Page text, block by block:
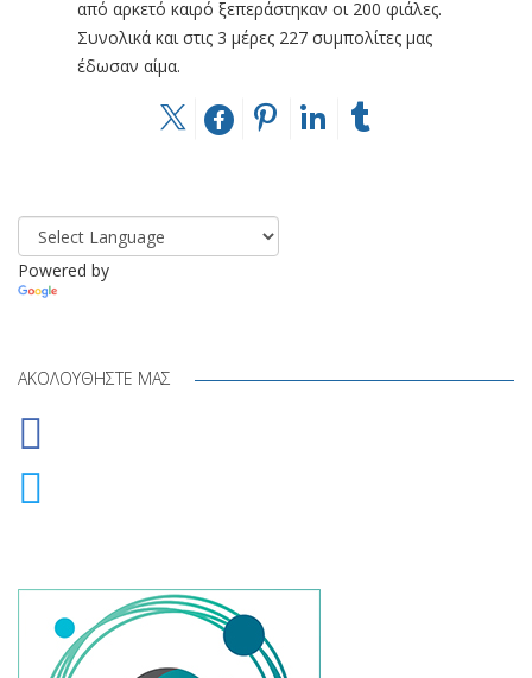
από αρκετό καιρό ξεπεράστηκαν οι 200 φιάλες.
Συνολικά και στις 3 μέρες 227 συμπολίτες μας
έδωσαν αίμα.
Powered by
ΑΚΟΛΟΥΘΉΣΤΕ ΜΑΣ